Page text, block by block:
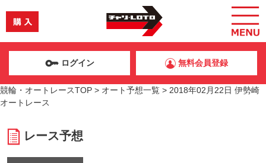
ログイン 無料会員登録
競輪・オートレースTOP > オート予想一覧 > 2018年02月22日 伊勢崎
オートレース
レース予想